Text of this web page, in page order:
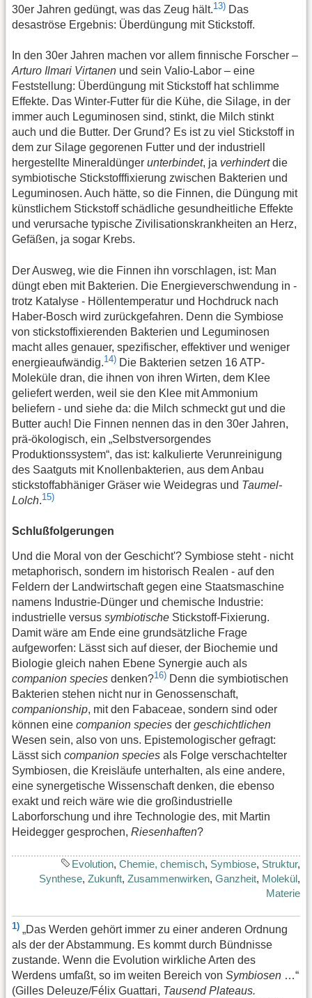
30er Jahren gedüngt, was das Zeug hält.13) Das
desaströse Ergebnis: Überdüngung mit Stickstoff.
In den 30er Jahren machen vor allem finnische Forscher –
Arturo Ilmari Virtanen und sein Valio-Labor – eine
Feststellung: Überdüngung mit Stickstoff hat schlimme
Effekte. Das Winter-Futter für die Kühe, die Silage, in der
immer auch Leguminosen sind, stinkt, die Milch stinkt
auch und die Butter. Der Grund? Es ist zu viel Stickstoff in
dem zur Silage gegorenen Futter und der industriell
hergestellte Mineraldünger unterbindet, ja verhindertdie
symbiotische Stickstofffixierung zwischen Bakterien und
Leguminosen. Auch hätte, so die Finnen, die Düngung mit
künstlichem Stickstoff schädliche gesundheitliche Effekte
und verursache typische Zivilisationskrankheiten an Herz,
Gefäßen, ja sogar Krebs.
Der Ausweg, wie die Finnen ihn vorschlagen, ist: Man
düngt eben mit Bakterien. Die Energieverschwendung in -
trotz Katalyse - Höllentemperatur und Hochdruck nach
Haber-Bosch wird zurückgefahren. Denn die Symbiose
von stickstoffixierenden Bakterien und Leguminosen
macht alles genauer, spezifischer, effektiver und weniger
energieaufwändig.14) Die Bakterien setzen 16 ATP-
Moleküle dran, die ihnen von ihren Wirten, dem Klee
geliefert werden, weil sie den Klee mit Ammonium
beliefern - und siehe da: die Milch schmeckt gut und die
Butter auch! Die Finnen nennen das in den 30er Jahren,
prä-ökologisch, ein „Selbstversorgendes
Produktionssystem“, das ist: kalkulierte Verunreinigung
des Saatguts mit Knollenbakterien, aus dem Anbau
stickstoffabhäniger Gräser wie Weidegras und Taumel-
Lolch.15)
Schlußfolgerungen
Und die Moral von der Geschicht'? Symbiose steht - nicht
metaphorisch, sondern im historisch Realen - auf den
Feldern der Landwirtschaft gegen eine Staatsmaschine
namens Industrie-Dünger und chemische Industrie:
industrielle versus symbiotische Stickstoff-Fixierung.
Damit wäre am Ende eine grundsätzliche Frage
aufgeworfen: Lässt sich auf dieser, der Biochemie und
Biologie gleich nahen Ebene Synergie auch als
companion species denken?16) Denn die symbiotischen
Bakterien stehen nicht nur in Genossenschaft,
companionship, mit den Fabaceae, sondern sind oder
können eine companion species der geschichtlichen
Wesen sein, also von uns. Epistemologischer gefragt:
Lässt sich companion species als Folge verschachtelter
Symbiosen, die Kreisläufe unterhalten, als eine andere,
eine synergetische Wissenschaft denken, die ebenso
exakt und reich wäre wie die großindustrielle
Laborforschung und ihre Technologie des, mit Martin
Heidegger gesprochen, Riesenhaften?
Evolution, Chemie, chemisch, Symbiose, Struktur,
Synthese, Zukunft, Zusammenwirken, Ganzheit, Molekül ,
Materie
1) „Das Werden gehört immer zu einer anderen Ordnung
als der der Abstammung. Es kommt durch Bündnisse
zustande. Wenn die Evolution wirkliche Arten des
Werdens umfaßt, so im weiten Bereich von Symbiosen …“
(Gilles Deleuze/Félix Guattari, Tausend Plateaus.